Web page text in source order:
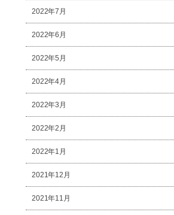
2022年7月
2022年6月
2022年5月
2022年4月
2022年3月
2022年2月
2022年1月
2021年12月
2021年11月